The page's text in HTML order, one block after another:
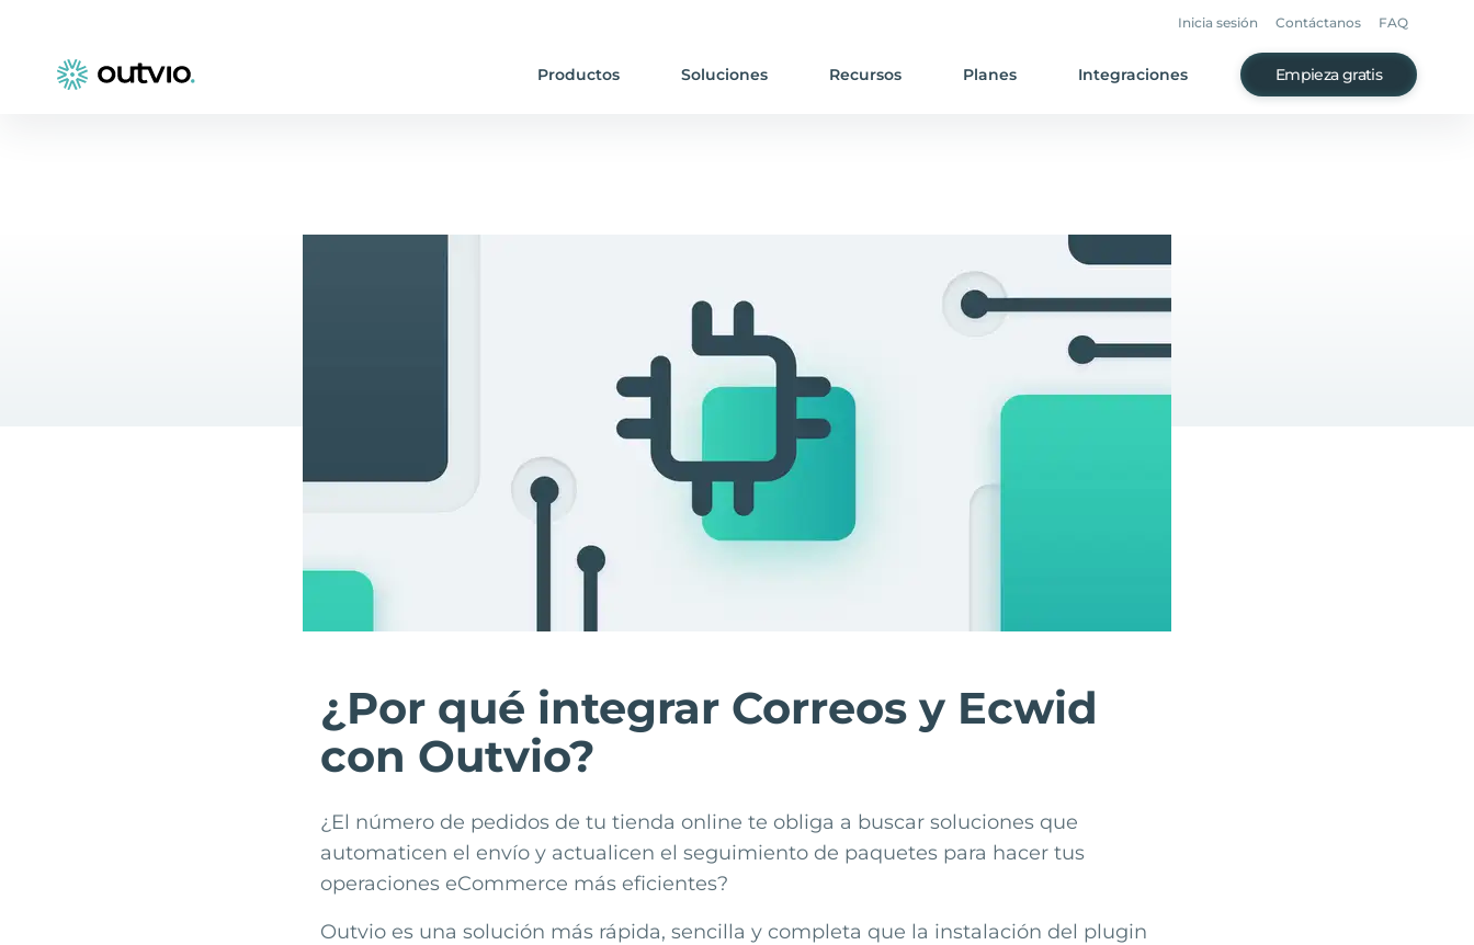
Inicia sesión Contáctanos FAQ
Productos Soluciones Recursos Planes Integraciones Empieza gratis
¿Por qué integrar Correos y Ecwid
con Outvio?
¿El número de pedidos de tu tienda online te obliga a buscar soluciones que
automaticen el envío y actualicen el seguimiento de paquetes para hacer tus
operaciones eCommerce más eficientes?
Outvio es una solución más rápida, sencilla y completa que la instalación del plugin